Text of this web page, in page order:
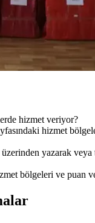
hizmet veriyor?
hizmet
yazarak
bölgeleri ve puan